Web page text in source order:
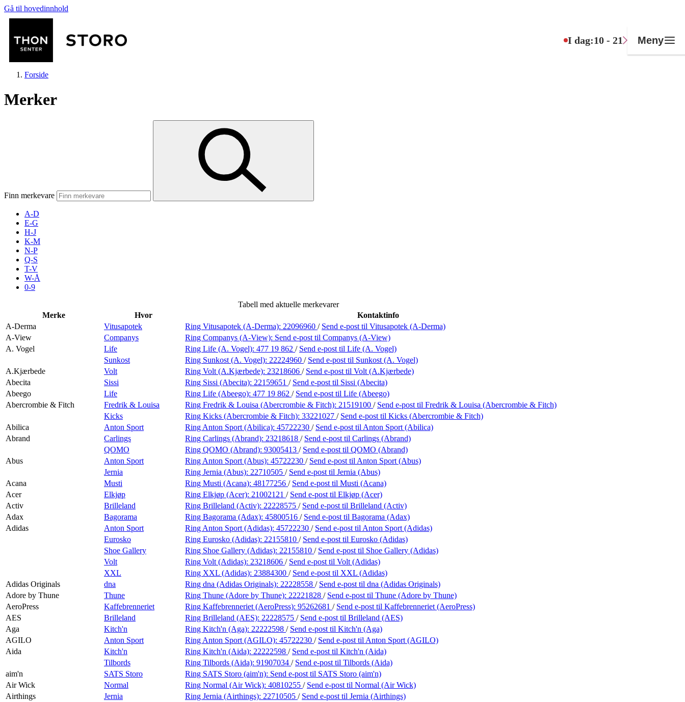
Gå til hovedinnhold
I dag:10 - 21 Meny
Mat og drikke
Merker
Inspirasjon
Praktisk informasjon
Ledige stillinger
Forside
Merker
Finn merkevare
A-D
E-G
H-J
K-M
N-P
Q-S
T-V
W-Å
0-9
Tabell med aktuelle merkevarer
Merke
Hvor
Kontaktinfo
A-Derma
Vitusapotek Ring Vitusapotek (A-Derma): 22096960 / Send e-post til Vitusapotek (A-Derma)
A-View
Companys Ring Companys (A-View): Send e-post til Companys (A-View)
A. Vogel
Life Ring Life (A. Vogel): 477 19 862 / Send e-post til Life (A. Vogel)
Sunkost
Ring Sunkost (A. Vogel): 22224960 / Send e-post til Sunkost (A. Vogel)
A.Kjærbede
Volt Ring Volt (A.Kjærbede): 23218606 / Send e-post til Volt (A.Kjærbede)
Abecita
Sissi Ring Sissi (Abecita): 22159651 / Send e-post til Sissi (Abecita)
Abeego
Life Ring Life (Abeego): 477 19 862 / Send e-post til Life (Abeego)
Abercrombie & Fitch
Fredrik & Louisa Ring Fredrik & Louisa (Abercrombie & Fitch): 21519100 / Send e-post til Fredrik & Louisa (Abercrombie & Fitch)
Kicks
Ring Kicks (Abercrombie & Fitch): 33221027 / Send e-post til Kicks (Abercrombie & Fitch)
Abilica
Anton Sport Ring Anton Sport (Abilica): 45722230 / Send e-post til Anton Sport (Abilica)
Abrand
Carlings Ring Carlings (Abrand): 23218618 / Send e-post til Carlings (Abrand)
QOMO
Ring QOMO (Abrand): 93005413 / Send e-post til QOMO (Abrand)
Abus
Anton Sport Ring Anton Sport (Abus): 45722230 / Send e-post til Anton Sport (Abus)
Jernia
Ring Jernia (Abus): 22710505 / Send e-post til Jernia (Abus)
Acana
Musti Ring Musti (Acana): 48177256 / Send e-post til Musti (Acana)
Acer
Elkjøp Ring Elkjøp (Acer): 21002121 / Send e-post til Elkjøp (Acer)
Activ
Brilleland Ring Brilleland (Activ): 22228575 / Send e-post til Brilleland (Activ)
Adax
Bagorama Ring Bagorama (Adax): 45800516 / Send e-post til Bagorama (Adax)
Adidas
Anton Sport Ring Anton Sport (Adidas): 45722230 / Send e-post til Anton Sport (Adidas)
Eurosko
Ring Eurosko (Adidas): 22155810 / Send e-post til Eurosko (Adidas)
Shoe Gallery
Ring Shoe Gallery (Adidas): 22155810 / Send e-post til Shoe Gallery (Adidas)
Volt
Ring Volt (Adidas): 23218606 / Send e-post til Volt (Adidas)
XXL
Ring XXL (Adidas): 23884300 / Send e-post til XXL (Adidas)
Adidas Originals
dna Ring dna (Adidas Originals): 22228558 / Send e-post til dna (Adidas Originals)
Adore by Thune
Thune Ring Thune (Adore by Thune): 22221828 / Send e-post til Thune (Adore by Thune)
AeroPress
Kaffebrenneriet Ring Kaffebrenneriet (AeroPress): 95262681 / Send e-post til Kaffebrenneriet (AeroPress)
AES
Brilleland Ring Brilleland (AES): 22228575 / Send e-post til Brilleland (AES)
Aga
Kitch'n Ring Kitch'n (Aga): 22222598 / Send e-post til Kitch'n (Aga)
AGILO
Anton Sport Ring Anton Sport (AGILO): 45722230 / Send e-post til Anton Sport (AGILO)
Aida
Kitch'n Ring Kitch'n (Aida): 22222598 / Send e-post til Kitch'n (Aida)
Tilbords
Ring Tilbords (Aida): 91907034 / Send e-post til Tilbords (Aida)
aim'n
SATS Storo Ring SATS Storo (aim'n): Send e-post til SATS Storo (aim'n)
Air Wick
Normal Ring Normal (Air Wick): 40810255 / Send e-post til Normal (Air Wick)
Airthings
Jernia Ring Jernia (Airthings): 22710505 / Send e-post til Jernia (Airthings)